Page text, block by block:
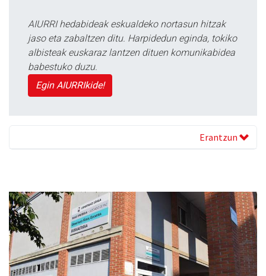
AIURRI hedabideak eskualdeko nortasun hitzak
jaso eta zabaltzen ditu. Harpidedun eginda, tokiko
albisteak euskaraz lantzen dituen komunikabidea
babestuko duzu.
Egin AIURRIkide!
Erantzun